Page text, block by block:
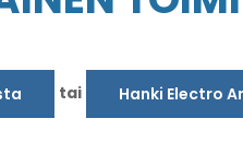
tai Hanki Electro